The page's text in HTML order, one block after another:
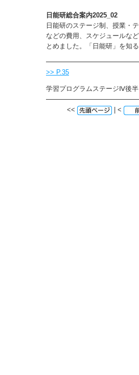
日能研総合案内2025_02
日能研のステージ制、授業・
などの費用、スケジュールな
とめました。「日能研」を知
>> P.35
学習プログラムステージⅣ後
<< | <